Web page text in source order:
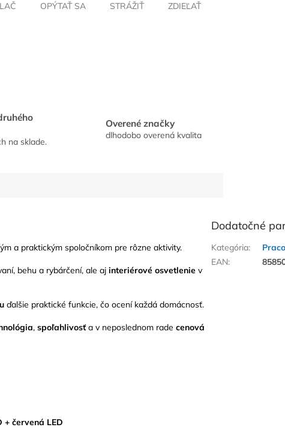
OPÝTAŤ SA STRÁŽIŤ ZDIEĽAŤ
na sklade.
Overené značky
dlhodobo overená kvalita
a praktickým spoločníkom pre rôzne aktivity.
behu a rybárčení, ale aj interiérové osvetlenie v
ďalšie praktické funkcie, čo ocení každá domácnosť.
, spoľahlivosť a v neposlednom rade cenová
+ červená LED
Dodatočné
Kategória:
EAN: